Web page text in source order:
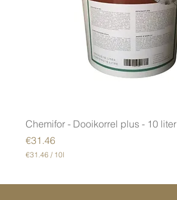
Chemifor - Dooikorrel plus - 10 liter
Price
€31.46
€31.46 / 10l
1